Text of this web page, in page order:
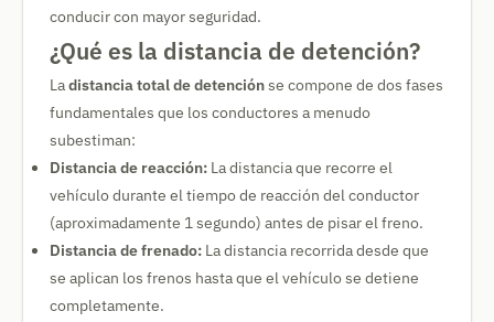
conducir con mayor seguridad.
¿Qué es la distancia de detención?
Ladistancia total de detenciónse compone de dos fases
fundamentales que los conductores a menudo
subestiman:
Distancia de reacción: La distancia que recorre el
vehículo durante el tiempo de reacción del conductor
(aproximadamente 1 segundo) antes de pisar el freno.
Distancia de frenado: La distancia recorrida desde que
se aplican los frenos hasta que el vehículo se detiene
completamente.